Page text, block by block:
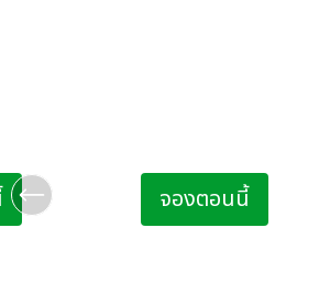
จองตอนนี้